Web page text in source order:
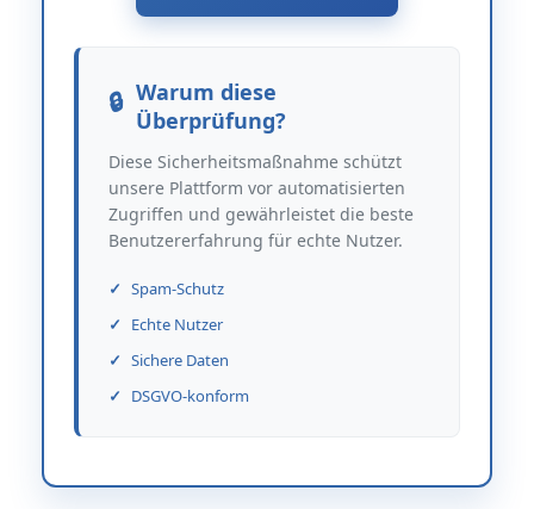
Warum diese
Überprüfung?
Diese Sicherheitsmaßnahme schützt
unsere Plattform vor automatisierten
Zugriffen und gewährleistet die beste
Benutzererfahrung für echte Nutzer.
Spam-Schutz
Echte Nutzer
Sichere Daten
DSGVO-konform